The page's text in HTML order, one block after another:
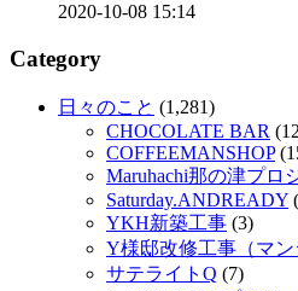
2020-10-08 15:14
Category
日々のこと (1,281)
CHOCOLATE BAR
COFFEEMANSHOP
Maruhachi那の津プロ
Saturday.ANDREADY
YKH新築工事 (3)
Y様邸改修工事（マン
サテライトQ (7)